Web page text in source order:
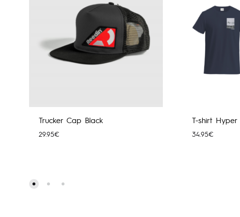
Trucker Cap Black
29.95€
T-shirt Hyper
34.95€